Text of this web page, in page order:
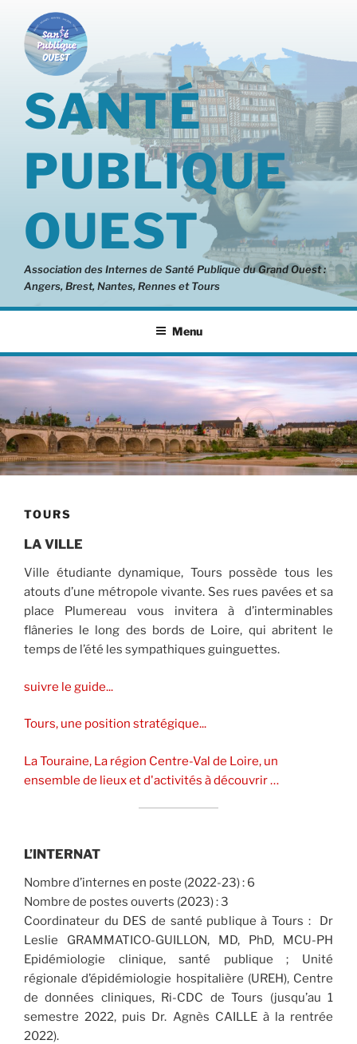
contenu
principal
SANTÉ
PUBLIQUE
OUEST
Association des Internes de Santé Publique du Grand Ouest :
Angers, Brest, Nantes, Rennes et Tours
Menu
TOURS
LA VILLE
Ville étudiante dynamique, Tours possède tous les
atouts d’une métropole vivante. Ses rues pavées et sa
place Plumereau vous invitera à d’interminables
flâneries le long des bords de Loire, qui abritent le
temps de l’été les sympathiques guinguettes.
suivre le guide...
Tours, une position stratégique...
La Touraine, La région Centre-Val de Loire, un
ensemble de lieux et d'activités à découvrir …
L’INTERNAT
Nombre d’internes en poste (2022-23) : 6
Nombre de postes ouverts (2023) : 3
Coordinateur du DES de santé publique à Tours : Dr
Leslie GRAMMATICO-GUILLON, MD, PhD, MCU-PH
Epidémiologie clinique, santé publique ; Unité
régionale d’épidémiologie hospitalière (UREH), Centre
de données cliniques, Ri-CDC de Tours (jusqu’au 1
semestre 2022, puis Dr. Agnès CAILLE à la rentrée
2022).